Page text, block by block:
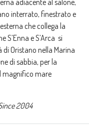
adiacente al salone,
interrato, finestrato e
che collega la
e S’Arca si
Oristano nella Marina
di sabbia, per la
magnifico mare
2004